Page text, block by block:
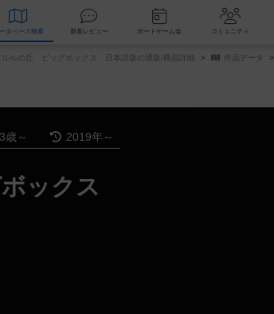
データベース 検索 新着レビュー ボードゲーム会
ルルの丘 ビッグボックス 日本語版の通販/商品詳細 作品データ
歳～ 2019年～
ックス